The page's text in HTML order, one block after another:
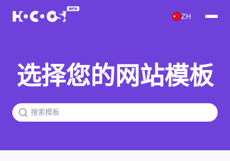
ZH
选择您的网站模板